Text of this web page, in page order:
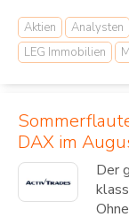
Aktien Analysten
LEG Immobilien
DAX im
Der